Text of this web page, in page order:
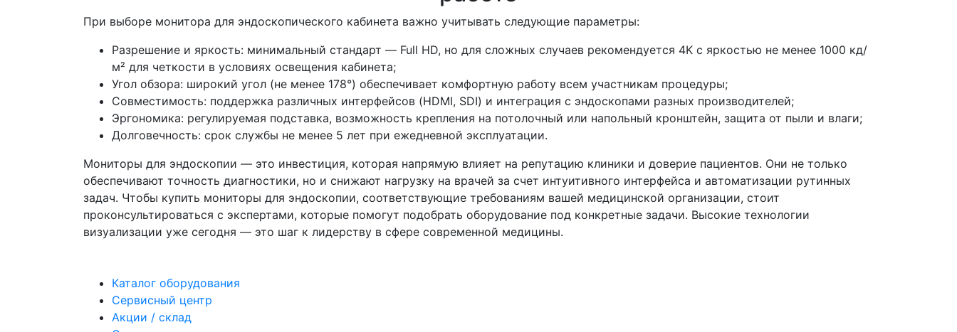
При выборе монитора для эндоскопического кабинета важно учитывать следующие параметры:
Разрешение и яркость: минимальный стандарт — Full HD, но для сложных случаев рекомендуется 4K с яркостью не менее 1000 кд/
м² для четкости в условиях освещения кабинета;
Угол обзора: широкий угол (не менее 178°) обеспечивает комфортную работу всем участникам процедуры;
Совместимость: поддержка различных интерфейсов (HDMI, SDI) и интеграция с эндоскопами разных производителей;
Эргономика: регулируемая подставка, возможность крепления на потолочный или напольный кронштейн, защита от пыли и влаги;
Долговечность: срок службы не менее 5 лет при ежедневной эксплуатации.
Мониторы для эндоскопии — это инвестиция, которая напрямую влияет на репутацию клиники и доверие пациентов. Они не только
обеспечивают точность диагностики, но и снижают нагрузку на врачей за счет интуитивного интерфейса и автоматизации рутинных
задач. Чтобы купить мониторы для эндоскопии, соответствующие требованиям вашей медицинской организации, стоит
проконсультироваться с экспертами, которые помогут подобрать оборудование под конкретные задачи. Высокие технологии
визуализации уже сегодня — это шаг к лидерству в сфере современной медицины.
Каталог оборудования
Сервисный центр
Акции / склад